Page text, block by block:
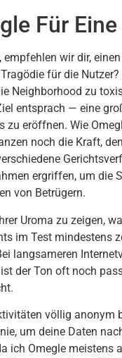
Für
wir dir,
für die
Neighborhood zu
entsprach — eine
zu eröffnen. Wie
noch die Kraft,
ergriffen, um die
von Betrügern.
Uroma zu zeigen,
im Test mindestens
lang­sameren
der Ton oft noch
völlig anonym
um deine Daten
ich Omegle meistens